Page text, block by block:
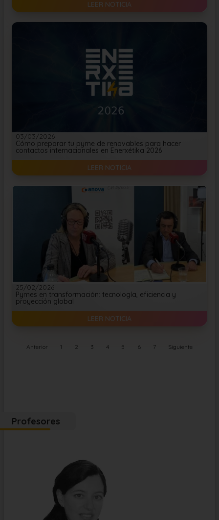
LEER NOTICIA
03/03/2026
Cómo preparar tu pyme de renovables para hacer
contactos internacionales en Enerxétika 2026
LEER NOTICIA
25/02/2026
Pymes en transformación: tecnología, eficiencia y
proyección global
LEER NOTICIA
Anterior 1 2 3 4 5 6 7 Siguiente
Profesores